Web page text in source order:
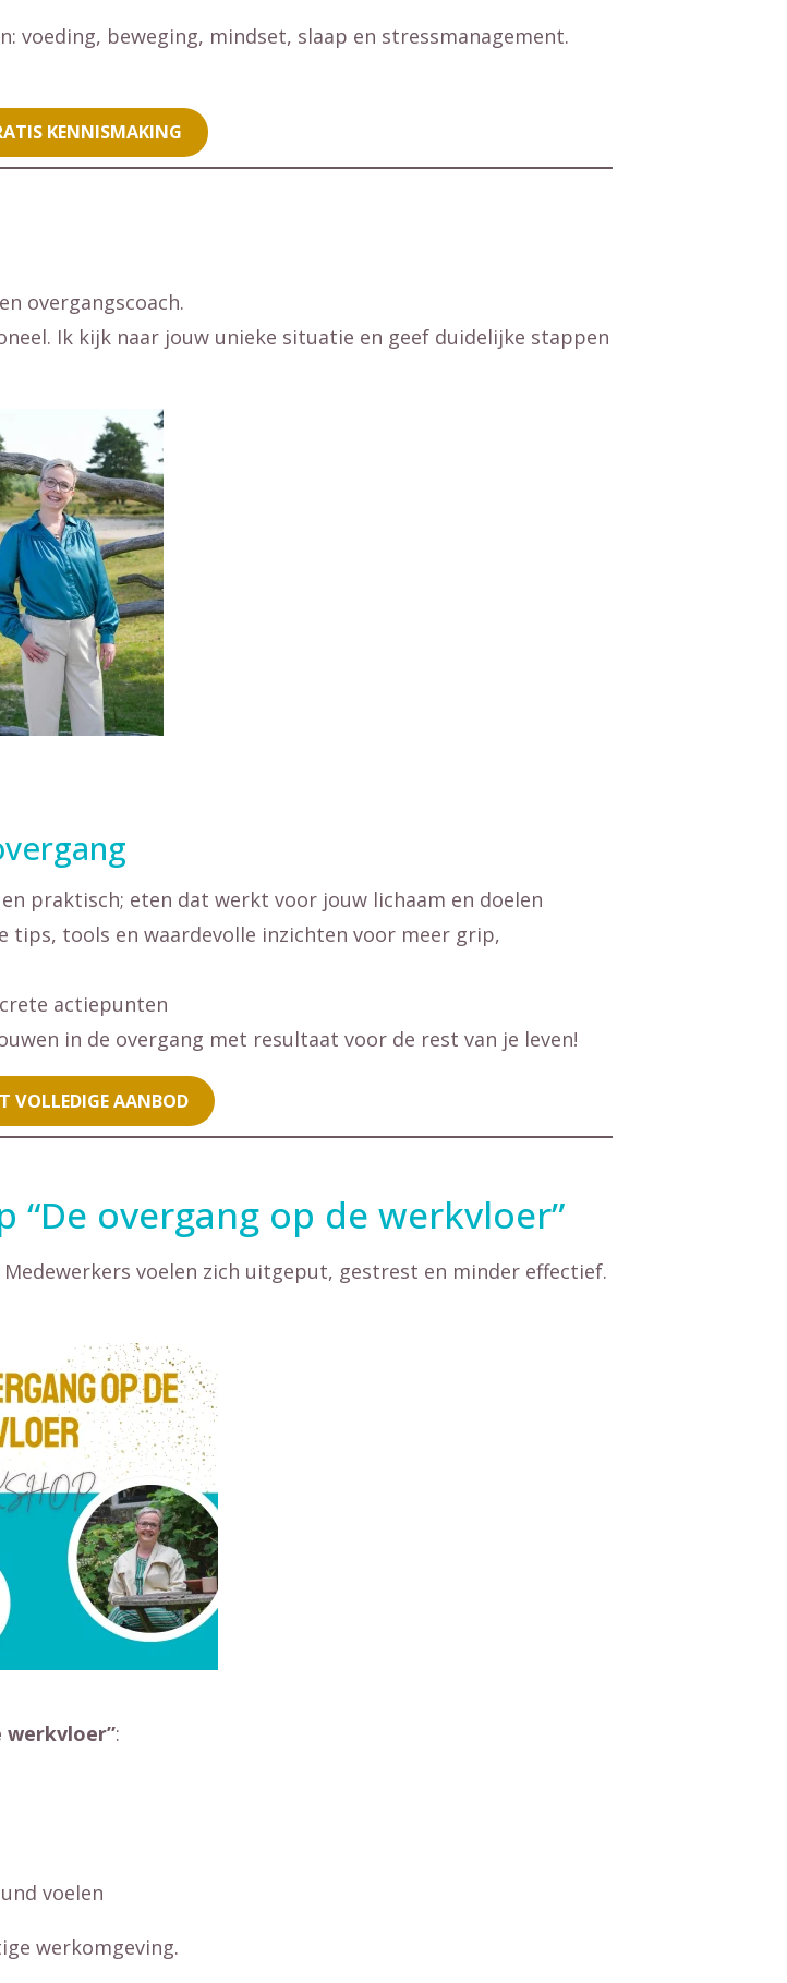
voeding, beweging, mindset, slaap en stressmanagement.
KENNISMAKING
overgangscoach.
Ik kijk naar jouw unieke situatie en geef duidelijke stappen
praktisch; eten dat werkt voor jouw lichaam en doelen
tips, tools en waardevolle inzichten voor meer grip,
actiepunten
in de overgang met resultaat voor de rest van je leven!
VOLLEDIGE AANBOD
overgang op de werkvloer”
voelen zich uitgeput, gestrest en minder effectief.
werkvloer”:
voelen
werkomgeving.